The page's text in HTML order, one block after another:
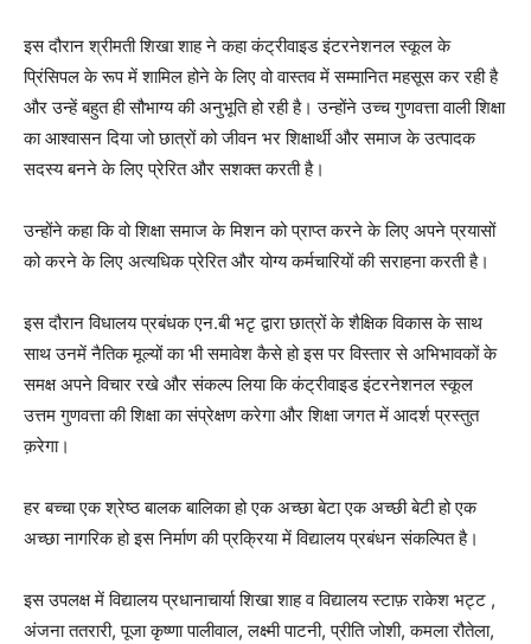
इस दौरान श्रीमती शिखा शाह ने कहा कंट्रीवाइड इंटरनेशनल स्कूल के
प्रिंसिपल के रूप में शामिल होने के लिए वो वास्तव में सम्मानित महसूस कर रही है
और उन्हें बहुत ही सौभाग्य की अनुभूति हो रही है। उन्होंने उच्च गुणवत्ता वाली शिक्षा
का आश्वासन दिया जो छात्रों को जीवन भर शिक्षार्थी और समाज के उत्पादक
सदस्य बनने के लिए प्रेरित और सशक्त करती है।
उन्होंने कहा कि वो शिक्षा समाज के मिशन को प्राप्त करने के लिए अपने प्रयासों
को करने के लिए अत्यधिक प्रेरित और योग्य कर्मचारियों की सराहना करती है।
इस दौरान विधालय प्रबंधक एन.बी भटृ द्वारा छात्रों के शैक्षिक विकास के साथ
साथ उनमें नैतिक मूल्यों का भी समावेश कैसे हो इस पर विस्तार से अभिभावकों के
समक्ष अपने विचार रखे और संकल्प लिया कि कंट्रीवाइड इंटरनेशनल स्कूल
उत्तम गुणवत्ता की शिक्षा का संप्रेक्षण करेगा और शिक्षा जगत में आदर्श प्रस्तुत
क़रेगा।
हर बच्चा एक श्रेष्ठ बालक बालिका हो एक अच्छा बेटा एक अच्छी बेटी हो एक
अच्छा नागरिक हो इस निर्माण की प्रक्रिया में विद्यालय प्रबंधन संकल्पित है।
इस उपलक्ष में विद्यालय प्रधानाचार्या शिखा शाह व विद्यालय स्टाफ़ राकेश भट्ट ,
अंजना ततरारी, पूजा कृष्णा पालीवाल, लक्ष्मी पाटनी, प्रीति जोशी, कमला रौतेला,